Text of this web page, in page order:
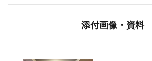
添付画像・資料